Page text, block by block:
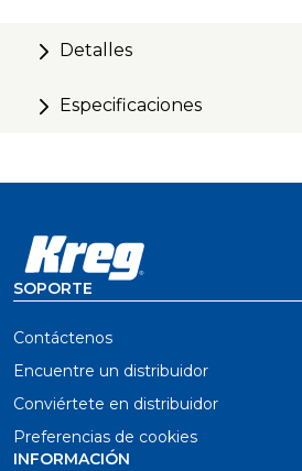
Detalles
Especificaciones
SOPORTE
Contáctenos
Encuentre un distribuidor
Conviértete en distribuidor
Preferencias de cookies
INFORMACIÓN